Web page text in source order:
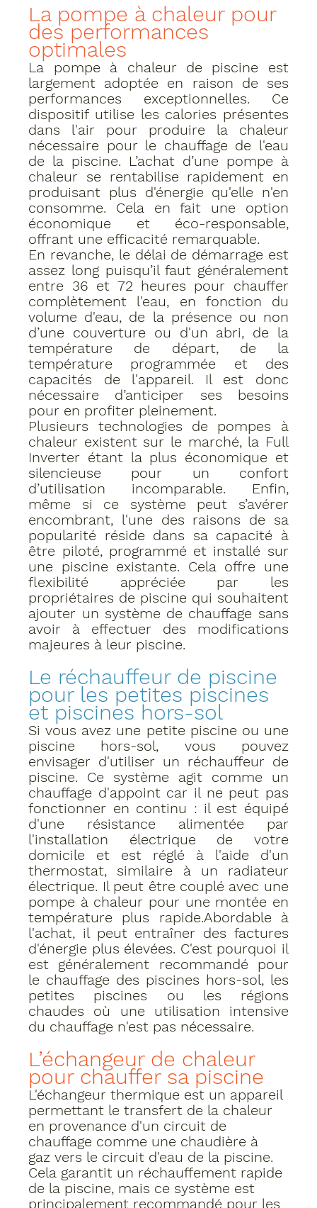
La pompe à chaleur pour
des performances
optimales﻿
La pompe à chaleur﻿ de piscine est
largement adoptée en raison de ses
performances exceptionnelles. Ce
dispositif utilise les calories présentes
dans l'air pour produire la chaleur
nécessaire pour le chauffage de l'eau
de la piscine. L’achat d’une pompe à
chaleur se rentabilise rapidement en
produisant plus d'énergie qu'elle n'en
consomme. Cela en fait une option
économique et éco-responsable,
offrant une efficacité remarquable.
En revanche, le délai de démarrage est
assez long puisqu’il faut généralement
entre 36 et 72 heures pour chauffer
complètement l'eau, en fonction du
volume d'eau, de la présence ou non
d’une couverture﻿ ou d'un abri, de la
température de départ, de la
température programmée et des
capacités de l'appareil. Il est donc
nécessaire d’anticiper ses besoins
pour en profiter pleinement.
Plusieurs technologies de pompes à
chaleur existent sur le marché, la Full
Inverter﻿ étant la plus économique et
silencieuse pour un confort
d’utilisation incomparable. Enfin,
même si ce système peut s’avérer
encombrant, l'une des raisons de sa
popularité réside dans sa capacité à
être piloté, programmé et installé sur
une piscine existante. Cela offre une
flexibilité appréciée par les
propriétaires de piscine qui souhaitent
ajouter un système de chauffage sans
avoir à effectuer des modifications
majeures à leur piscine.
Le réchauffeur de piscine
pour les petites piscines
et piscines hors-sol
Si vous avez une petite piscine ou une
piscine hors-sol, vous pouvez
envisager d'utiliser un réchauffeur de
piscine﻿. Ce système agit comme un
chauffage d'appoint car il ne peut pas
fonctionner en continu : il est équipé
d'une résistance alimentée par
l'installation électrique de votre
domicile et est réglé à l'aide d'un
thermostat, similaire à un radiateur
électrique. Il peut être couplé avec une
pompe à chaleur pour une montée en
température plus rapide.Abordable à
l'achat, il peut entraîner des factures
d'énergie plus élevées. C'est pourquoi il
est généralement recommandé pour
le chauffage des piscines hors-sol, les
petites piscines ou les régions
chaudes où une utilisation intensive
du chauffage n'est pas nécessaire.
L’échangeur de chaleur
pour chauffer sa piscine
L'échangeur thermique﻿ est un appareil
permettant le transfert de la chaleur
en provenance d'un circuit de
chauffage comme une chaudière à
gaz vers le circuit d'eau de la piscine.
Cela garantit un réchauffement rapide
de la piscine, mais ce système est
principalement recommandé pour les